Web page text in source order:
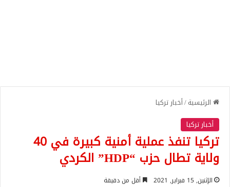
الرئيسية/أخبار تركيا
أخبار تركيا
تركيا تنفذ عملية أمنية كبيرة في 40
ولاية تطال حزب “HDP” الكردي
الإثنين, 15 فبراير, 2021 أقل من دقيقة